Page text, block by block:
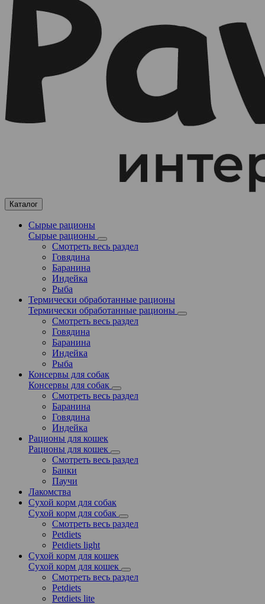
Каталог
Сырые рационы
Сырые рационы
Смотреть весь раздел
Говядина
Баранина
Индейка
Рыба
Термически обработанные рационы
Термически обработанные рационы
Смотреть весь раздел
Говядина
Баранина
Индейка
Рыба
Консервы для собак
Консервы для собак
Смотреть весь раздел
Баранина
Говядина
Индейка
Рационы для кошек
Рационы для кошек
Смотреть весь раздел
Банки
Паучи
Лакомства
Сухой корм для собак
Сухой корм для собак
Смотреть весь раздел
Petdiets
Petdiets light
Сухой корм для кошек
Сухой корм для кошек
Смотреть весь раздел
Petdiets
Petdiets lite